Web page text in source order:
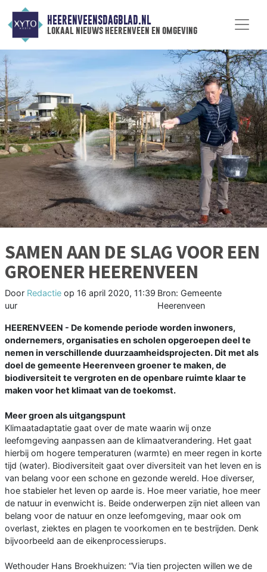
HEERENVEENSDAGBLAD.NL
lokaal nieuws heerenveen en omgeving
SAMEN AAN DE SLAG VOOR EEN
GROENER HEERENVEEN
Door Redactie op 16 april 2020, 11:39
uur
Bron: Gemeente
Heerenveen
HEERENVEEN - De komende periode worden inwoners,
ondernemers, organisaties en scholen opgeroepen deel te
nemen in verschillende duurzaamheidsprojecten. Dit met als
doel de gemeente Heerenveen groener te maken, de
biodiversiteit te vergroten en de openbare ruimte klaar te
maken voor het klimaat van de toekomst.
Meer groen als uitgangspunt
Klimaatadaptatie gaat over de mate waarin wij onze
leefomgeving aanpassen aan de klimaatverandering. Het gaat
hierbij om hogere temperaturen (warmte) en meer regen in korte
tijd (water). Biodiversiteit gaat over diversiteit van het leven en is
van belang voor een schone en gezonde wereld. Hoe diverser,
hoe stabieler het leven op aarde is. Hoe meer variatie, hoe meer
de natuur in evenwicht is. Beide onderwerpen zijn niet alleen van
belang voor de natuur en onze leefomgeving, maar ook om
overlast, ziektes en plagen te voorkomen en te bestrijden. Denk
bijvoorbeeld aan de eikenprocessierups.
Wethouder Hans Broekhuizen: “Via tien projecten willen we de